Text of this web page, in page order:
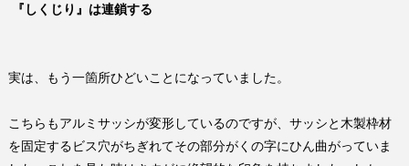
『しくじり』は連鎖する
実は、もう一箇所ひどいことになっていました。
こちらもアルミサッシが変形しているのですが、サッシと木製枠材
を固定するビス穴がちぎれてその部分がくの字にひん曲がっていま